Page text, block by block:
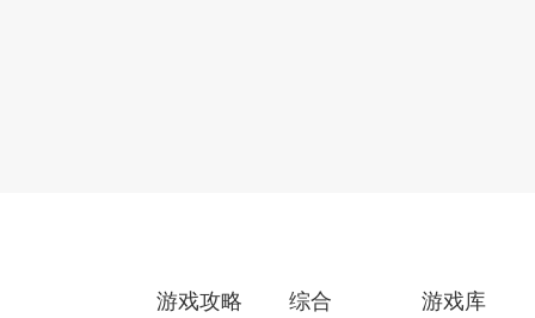
游戏攻略 综合 游戏库